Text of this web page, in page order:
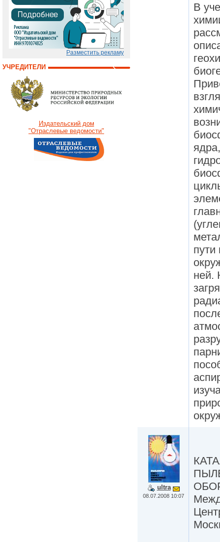
Разместить рекламу
УЧРЕДИТЕЛИ
Издательский дом
"Отраслевые ведомости"
В
пути
ней.
ultra
08.07.2008 10:07